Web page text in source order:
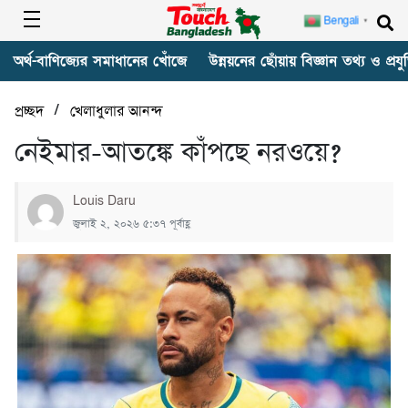
অর্থ-বাণিজ্যের সমাধানের খোঁজে উন্নয়নের ছোঁয়ায় বিজ্ঞান তথ্য ও
প্রচ্ছদ/ খেলাধুলার আনন্দ
নেইমার-আতঙ্কে কাঁপছে নরওয়ে?
Louis Daru
জুলাই ২, ২০২৬ ৫:৩৭ পূর্বাহ্ণ
Bengali ▼